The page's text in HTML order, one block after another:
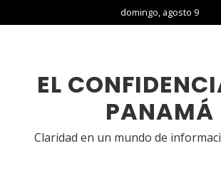
domingo, agosto 9
EL
PANAMÁ
Claridad en un mundo de